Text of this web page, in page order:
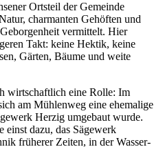
Ortsteil der Gemeinde
charmanten Gehöften und
vermittelt. Hier
Takt: keine Hektik, keine
Gärten, Bäume und weite
wirtschaftlich eine Rolle: Im
am Mühlenweg eine ehemalige
Herzig umgebaut wurde.
einst dazu, das Sägewerk
früherer Zeiten, in der Wasser-